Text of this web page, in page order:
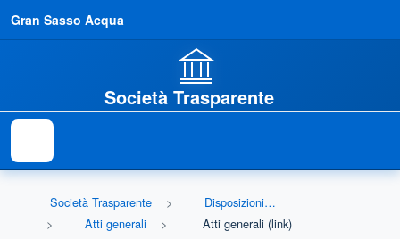
Gran Sasso Acqua
Società Trasparente
Società Trasparente
Disposizioni generali
Atti generali
Atti generali (link)